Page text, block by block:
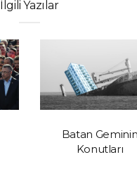
İlgili Yazılar
Batan Geminin
Konutları